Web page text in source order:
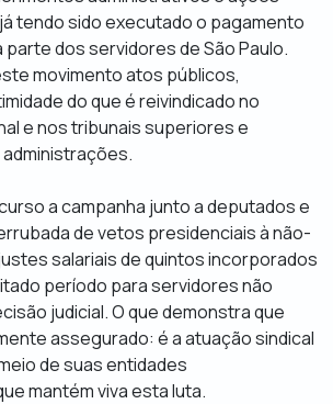
tendo sido executado o pagamento
dos servidores de São Paulo.
movimento atos públicos,
do que é reivindicado no
e nos tribunais superiores e
a campanha junto a deputados e
de vetos presidenciais à não-
salariais de quintos incorporados
período para servidores não
judicial. O que demonstra que
assegurado: é a atuação sindical
de suas entidades
mantém viva esta luta.